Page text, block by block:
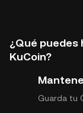
¿Qué puedes
KuCoin?
Guarda tu